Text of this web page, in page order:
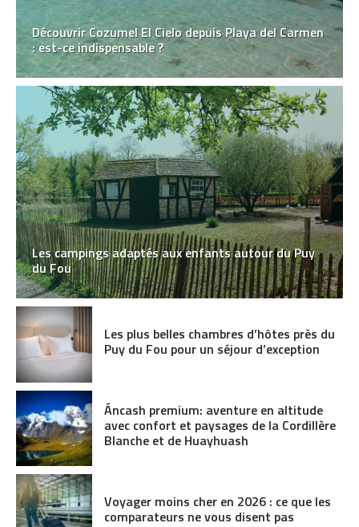
Découvrir Cozumel El Cielo depuis Playa del Carmen
: est-ce indispensable ?
Les campings adaptés aux enfants autour du Puy
du Fou
Les plus belles chambres d’hôtes près du
Puy du Fou pour un séjour d’exception
Áncash premium: aventure en altitude
avec confort et paysages de la Cordillère
Blanche et de Huayhuash
Voyager moins cher en 2026 : ce que les
comparateurs ne vous disent pas